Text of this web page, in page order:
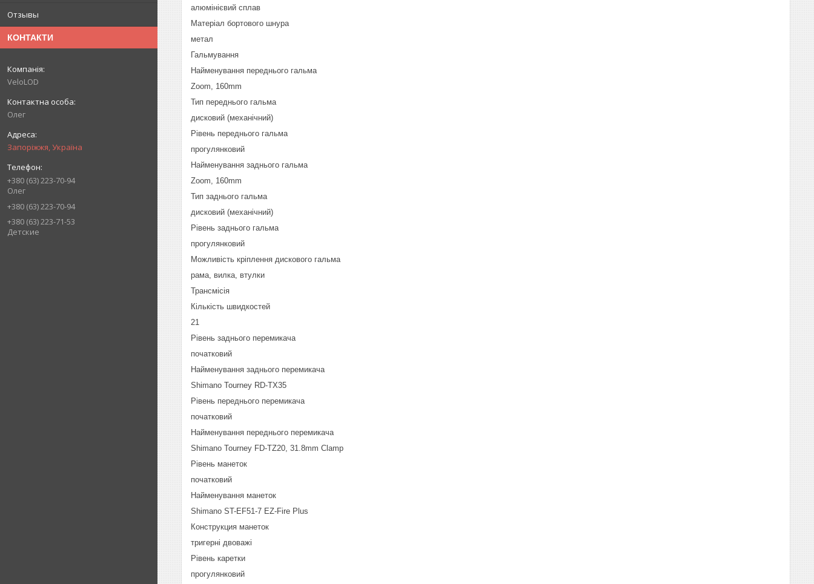
Отзывы
КОНТАКТИ
VeloLOD
Олег
Запоріжжя, Україна
+380 (63) 223-70-94
Олег
+380 (63) 223-70-94
+380 (63) 223-71-53
Детские
алюмінієвий сплав
Матеріал бортового шнура
метал
Гальмування
Найменування переднього гальма
Zoom, 160mm
Тип переднього гальма
дисковий (механічний)
Рівень переднього гальма
прогулянковий
Найменування заднього гальма
Zoom, 160mm
Тип заднього гальма
дисковий (механічний)
Рівень заднього гальма
прогулянковий
Можливість кріплення дискового гальма
рама, вилка, втулки
Трансмісія
Кількість швидкостей
21
Рівень заднього перемикача
початковий
Найменування заднього перемикача
Shimano Tourney RD-TX35
Рівень переднього перемикача
початковий
Найменування переднього перемикача
Shimano Tourney FD-TZ20, 31.8mm Clamp
Рівень манеток
початковий
Найменування манеток
Shimano ST-EF51-7 EZ-Fire Plus
Конструкция манеток
тригерні двоважі
Рівень каретки
прогулянковий